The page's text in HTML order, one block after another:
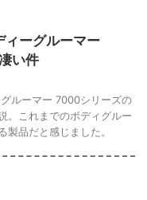
ィーグルーマー
い件
ルーマー 7000シリーズの
。これまでのボディグルー
製品だと感じました。